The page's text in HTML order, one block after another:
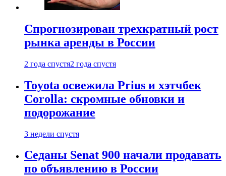
Спрогнозирован трехкратный рост
рынка аренды в России
2 года спустя2 года спустя
Toyota освежила Prius и хэтчбек
Corolla: скромные обновки и
подорожание
3 недели спустя
Седаны Senat 900 начали продавать
по объявлению в России